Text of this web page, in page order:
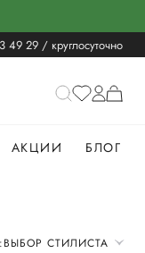
49 29 / круглосуточно
АКЦИИ БЛОГ
ВЫБОР СТИЛИСТА